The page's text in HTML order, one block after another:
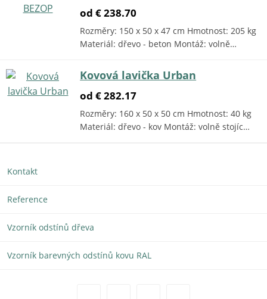
od € 238.70
Rozměry: 150 x 50 x 47 cm Hmotnost: 205 kg
Materiál: dřevo - beton Montáž: volně…
Kovová lavička Urban
od € 282.17
Rozměry: 160 x 50 x 50 cm Hmotnost: 40 kg
Materiál: dřevo - kov Montáž: volně stojíc…
Kontakt
Reference
Vzorník odstínů dřeva
Vzorník barevných odstínů kovu RAL